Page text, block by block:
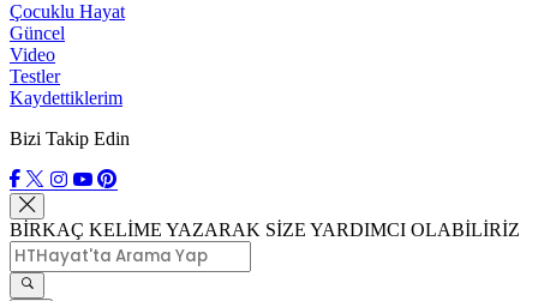
Çocuklu Hayat
Güncel
Video
Testler
Kaydettiklerim
Bizi Takip Edin
BİRKAÇ KELİME YAZARAK SİZE YARDIMCI OLABİLİRİZ